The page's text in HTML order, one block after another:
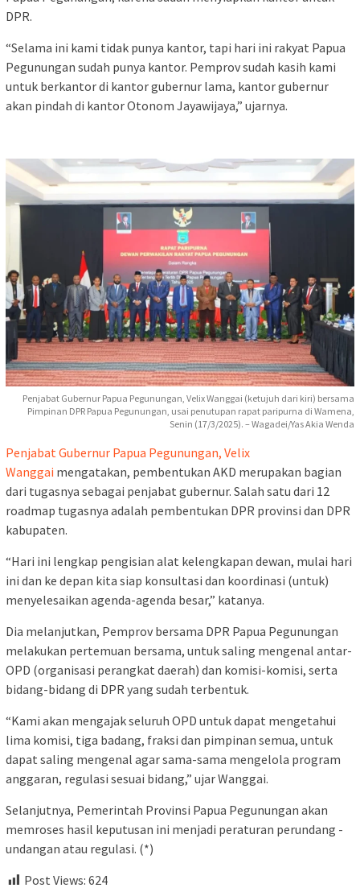
DPR.
“Selama ini kami tidak punya kantor, tapi hari ini rakyat Papua
Pegunungan sudah punya kantor. Pemprov sudah kasih kami
untuk berkantor di kantor gubernur lama, kantor gubernur
akan pindah di kantor Otonom Jayawijaya,” ujarnya.
Penjabat Gubernur Papua Pegunungan, Velix Wanggai (ketujuh dari kiri) bersama
Pimpinan DPR Papua Pegunungan, usai penutupan rapat paripurna di Wamena,
Senin (17/3/2025). – Wagadei/Yas Akia Wenda
Penjabat Gubernur Papua Pegunungan, Velix
Wanggai mengatakan, pembentukan AKD merupakan bagian
dari tugasnya sebagai penjabat gubernur. Salah satu dari 12
roadmap tugasnya adalah pembentukan DPR provinsi dan DPR
kabupaten.
“Hari ini lengkap pengisian alat kelengkapan dewan, mulai hari
ini dan ke depan kita siap konsultasi dan koordinasi (untuk)
menyelesaikan agenda-agenda besar,” katanya.
Dia melanjutkan, Pemprov bersama DPR Papua Pegunungan
melakukan pertemuan bersama, untuk saling mengenal antar-
OPD (organisasi perangkat daerah) dan komisi-komisi, serta
bidang-bidang di DPR yang sudah terbentuk.
“Kami akan mengajak seluruh OPD untuk dapat mengetahui
lima komisi, tiga badang, fraksi dan pimpinan semua, untuk
dapat saling mengenal agar sama-sama mengelola program
anggaran, regulasi sesuai bidang,” ujar Wanggai.
Selanjutnya, Pemerintah Provinsi Papua Pegunungan akan
memroses hasil keputusan ini menjadi peraturan perundang -
undangan atau regulasi. (*)
Post Views: 624